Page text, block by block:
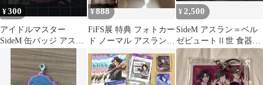
¥300
アイドルマスター
SideM 缶バッジ アスラ
ン＝ベルゼビュートII
¥888
FiFS展 特典 フォトカー
ド ノーマル アスラン゠
ベルゼビュートⅡ世
¥ 2,500
SideM アスラン＝ベル
ゼビュートⅡ世 食器プ
ロデュースグッズまと
めセット